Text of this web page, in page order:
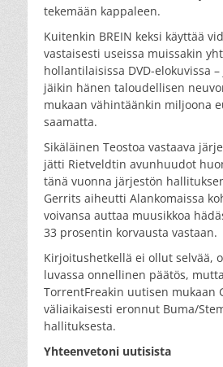
tekemään kappaleen.
Kuitenkin BREIN keksi käyttää
vastaisesti useissa muissakin
hollantilaisissa DVD-elokuvissa
jäikin hänen taloudellisen
mukaan vähintäänkin miljoona
saamatta.
Sikäläinen Teostoa vastaava
jätti Rietveldtin avunhuudot
tänä vuonna järjestön
Gerrits aiheutti Alankomaissa
voivansa auttaa muusikkoa
33 prosentin korvausta vastaan.
Kirjoitushetkellä ei ollut selvää,
luvassa onnellinen päätös,
TorrentFreakin uutisen mukaan
väliaikaisesti eronnut Buma/
hallituksesta.
Yhteenvetoni uutisista